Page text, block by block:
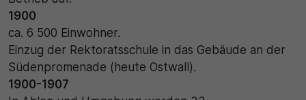
1900
ca. 6 500 Einwohner.
Einzug der Rektoratsschule in das Gebäude an der
Südenpromenade (heute Ostwall).
1900-1907
Zweck
Wird für statistische Zwecke verwendet, um